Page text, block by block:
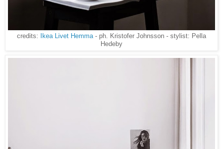
credits: Ikea Livet Hemma- ph. Kristofer Johnsson - stylist: Pella
Hedeby